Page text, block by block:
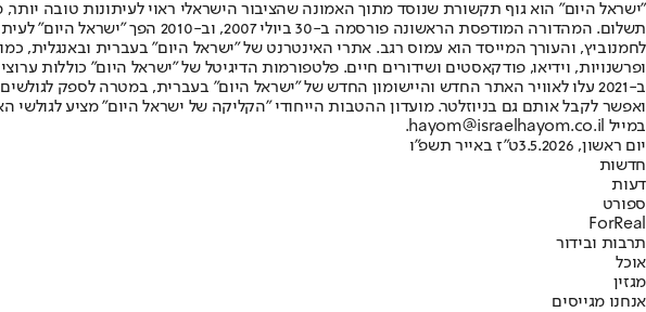
"ישראל היום" הוא גוף תקשורת שנוסד מתוך האמונה שהציבור הישראלי ראוי לעיתונות טובה
תשלום. המהדורה המודפסת
ופרשנויות, וידיאו, פודקאסטים ושידורים חיים. פלטפורמות הדיגיטל של "ישראל היום" כוללות
ב-2021 עלו לאוויר האתר החדש והיישומון החדש של "ישראל היום" בעברית, במטרה לספק
ואפשר לקבל אותם גם בניוזלטר. מועדון ההטבות הייחודי "הקליקה של ישראל היום" מציע
במייל hayom@israelhayom.co.il.
יום ראשון, 3.5.2026
ט"ז באייר תשפ"ו
חדשות
דעות
ספורט
ForReal
תרבות ובידור
אוכל
מגזין
אנחנו מגייסים